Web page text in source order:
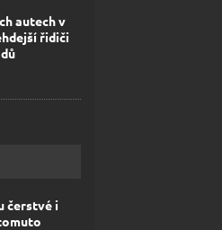
autech v
řidiči
čerstvé i